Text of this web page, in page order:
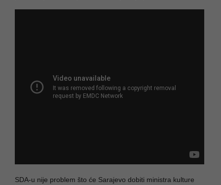
SDA-u nije problem što će Sarajevo dobiti ministra kulture